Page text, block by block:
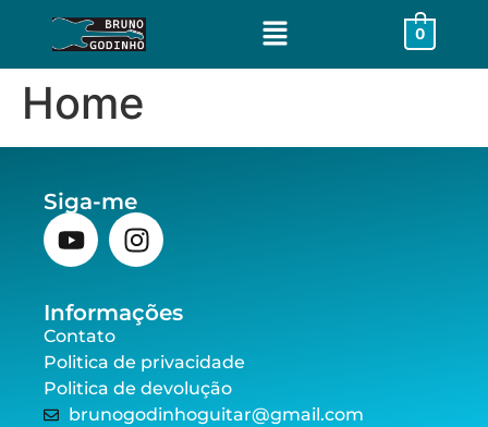
0
Home
Siga-me
Informações
Contato
Politica de privacidade
Politica de devolução
brunogodinhoguitar@gmail.com